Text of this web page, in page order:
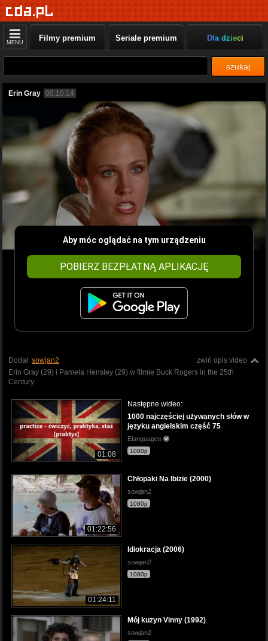
MENU Filmy premium Seriale premium Dla dzieci
szukaj
Erin Gray 00:10:14
Aby móc oglądać na tym urządzeniu
POBIERZ BEZPŁATNĄ APLIKACJĘ
zwiń opis video
Dodał: sowjan2
Erin Gray (29) i Pamela Hensley (29) w filmie Buck Rogers in the 25th
Century
01:08
Następne wideo:
1000 najczęściej używanych słów w
języku angielskim część 75
Elanguages
1080p
01:22:56
Chłopaki Na Ibizie (2000)
sowjan2
1080p
01:24:11
Idiokracja (2006)
sowjan2
1080p
Mój kuzyn Vinny (1992)
sowjan2